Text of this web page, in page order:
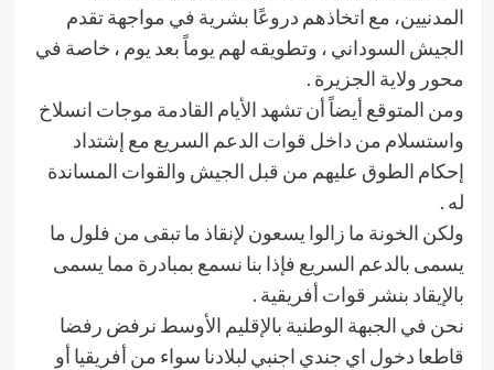
المدنيين، مع اتخاذهم دروعًا بشرية في مواجهة تقدم
الجيش السوداني ، وتطويقه لهم يوماً بعد يوم ، خاصة في
محور ولاية الجزيرة .
ومن المتوقع أيضاً أن تشهد الأيام القادمة موجات انسلاخ
واستسلام من داخل قوات الدعم السريع مع إشتداد
إحكام الطوق عليهم من قبل الجيش والقوات المساندة
له .
ولكن الخونة ما زالوا يسعون لإنقاذ ما تبقى من فلول ما
يسمى بالدعم السريع فإذا بنا نسمع بمبادرة مما يسمى
بالإيقاد بنشر قوات أفريقية .
نحن في الجبهة الوطنية بالإقليم الأوسط نرفض رفضا
قاطعا دخول اي جندي اجنبي لبلادنا سواء من أفريقيا أو